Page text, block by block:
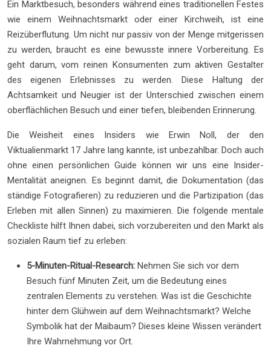
Ein Marktbesuch, besonders während eines traditionellen Festes
wie einem Weihnachtsmarkt oder einer Kirchweih, ist eine
Reizüberflutung. Um nicht nur passiv von der Menge mitgerissen
zu werden, braucht es eine bewusste innere Vorbereitung. Es
geht darum, vom reinen Konsumenten zum aktiven Gestalter
des eigenen Erlebnisses zu werden. Diese Haltung der
Achtsamkeit und Neugier ist der Unterschied zwischen einem
oberflächlichen Besuch und einer tiefen, bleibenden Erinnerung.
Die Weisheit eines Insiders wie Erwin Noll, der den
Viktualienmarkt 17 Jahre lang kannte, ist unbezahlbar. Doch auch
ohne einen persönlichen Guide können wir uns eine Insider-
Mentalität aneignen. Es beginnt damit, die Dokumentation (das
ständige Fotografieren) zu reduzieren und die Partizipation (das
Erleben mit allen Sinnen) zu maximieren. Die folgende mentale
Checkliste hilft Ihnen dabei, sich vorzubereiten und den Markt als
sozialen Raum tief zu erleben:
5-Minuten-Ritual-Research: Nehmen Sie sich vor dem
Besuch fünf Minuten Zeit, um die Bedeutung eines
zentralen Elements zu verstehen. Was ist die Geschichte
hinter dem Glühwein auf dem Weihnachtsmarkt? Welche
Symbolik hat der Maibaum? Dieses kleine Wissen verändert
Ihre Wahrnehmung vor Ort.